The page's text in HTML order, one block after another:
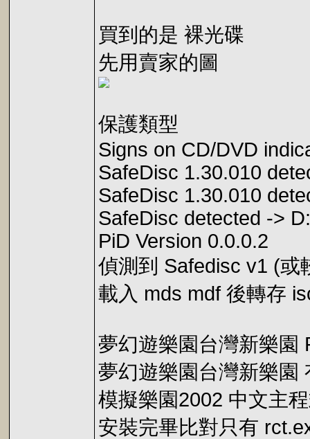
買到的是 裸光碟
先用賣家的圖
保護類型
Signs on CD/DVD
SafeDisc 1.30.010
SafeDisc 1.30.010
SafeDisc detected ->
PiD Version 0.0.0.2
偵測到 Safedisc v1 (或
載入 mds mdf 後轉存
夢幻遊樂園台灣新樂園
夢幻遊樂園台灣新樂園
模擬樂園2002 中文主
安裝完畢比對只有